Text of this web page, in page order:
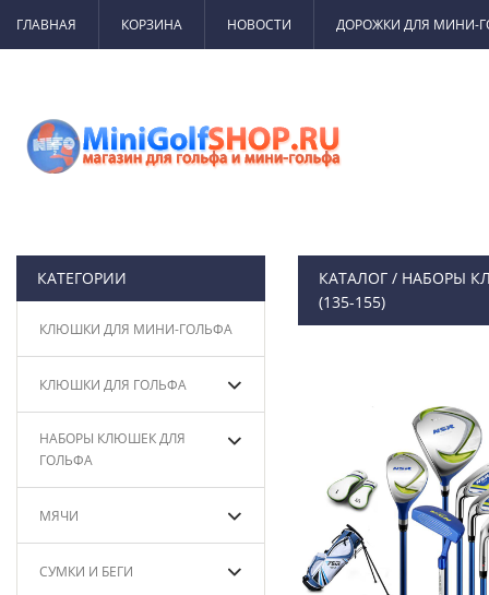
ГЛАВНАЯ КОРЗИНА НОВОСТИ ДОРОЖКИ ДЛЯ МИНИ-
КАТЕГОРИИ
КЛЮШКИ ДЛЯ МИНИ-ГОЛЬФА
КЛЮШКИ ДЛЯ ГОЛЬФА
НАБОРЫ КЛЮШЕК ДЛЯ
ГОЛЬФА
МЯЧИ
СУМКИ И БЕГИ
КАТАЛОГ/ НАБОРЫ
(135-155)